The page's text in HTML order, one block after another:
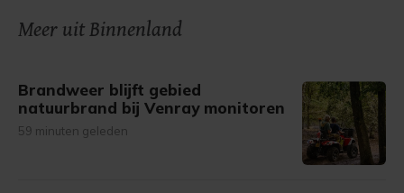
gemaakte keuze altijd wijzigen of intrekken.
Meer uit Binnenland
Brandweer blijft gebied
natuurbrand bij Venray monitoren
59 minuten geleden